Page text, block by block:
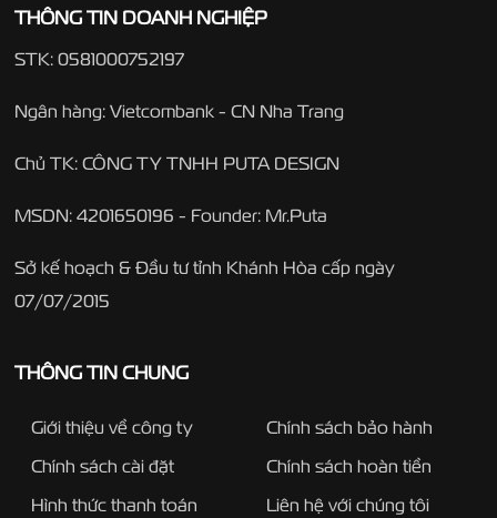
THÔNG TIN DOANH NGHIỆP
STK: 0581000752197
Ngân hàng: Vietcombank - CN Nha Trang
Chủ TK: CÔNG TY TNHH PUTA DESIGN
MSDN: 4201650196 - Founder: Mr.Puta
Sở kế hoạch & Đầu tư tỉnh Khánh Hòa cấp ngày
07/07/2015
THÔNG TIN CHUNG
Giới thiệu về công ty
Chính sách bảo hành
Chính sách cài đặt
Chính sách hoàn tiền
Hình thức thanh toán
Liên hệ với chúng tôi